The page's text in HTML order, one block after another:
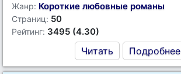
Жанр: Короткие любовные романы
Страниц: 50
Рейтинг: 3495 (4.30)
Читать Подробнее